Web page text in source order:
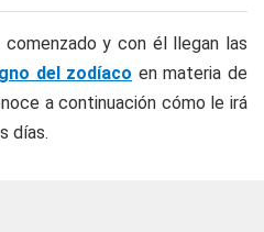
comenzado y con él llegan las
del zodíaco en materia de
a continuación cómo le irá
días.